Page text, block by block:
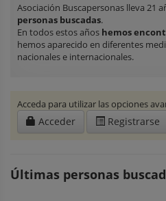
Asociación Buscapersonas lleva 21
personas buscadas.
En todos estos años hemos
hemos aparecido en diferentes
nacionales e internacionales.
Acceda para utilizar las opciones
Acceder Registrarse
Últimas personas